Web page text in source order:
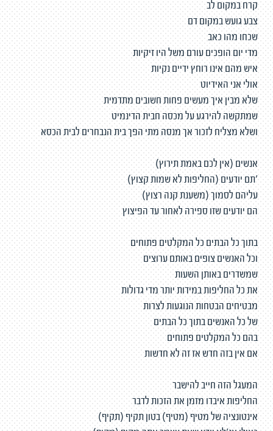
קרח במקום לב
צבע גועש במקום דם
שכחו מהו כאב
מדי יום הופכים עורם משל היו זיקיות
איש מהם אינו רוחץ ידיים נקיות
אולי אני האידיוט
שלא מבין איך מעשים פחות חשובים מתדמית
שמתקשה להירגע על מכסה חבית הדינמיט
ושלא מצליח לזכור אך מנסה מתי הפך בית הנבחרים לבית הכסא
אנשים (אין לכם באמת תירוץ)
'תם יודעים (החליפות לא שמות קצוץ)
עליהם לסמוך (משענת קנה רצוץ)
הם יודעים שזו ספירה לאחור עד הפיצוץ
בתוך כל הבתים כל המקלטים פתוחים
וכל האנשים צופים באותם ערוצים
שמשדרים באותן השעות
את כל החליפות במידות יותר מדי גדולות
מבטיחים הבטחות הנוגעות לצרות
של כל האנשים בתוך כל הבתים
בהם כל המקלטים פתוחים
אם אין בזה חדש אז זה לא חדשות
המעגל הזה חייב להישבר
החליפות איבדו מזמן את הזכות לדבר
אינטונציה של מטיף (מטיף) בטון תקיף (תקיף)